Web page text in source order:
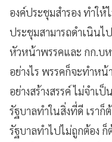
องค์ประชุมสำรอง ทำให้
ประชุมสามารถดำเนินไ
หัวหน้าพรรคและ กก.บ
อย่างไร พรรคก็จะทำห
อย่างสร้างสรรค์ ไม่จำเ
รัฐบาลทำในสิ่งที่ดี เรา
รัฐบาลทำไปไม่ถูกต้อง ก็